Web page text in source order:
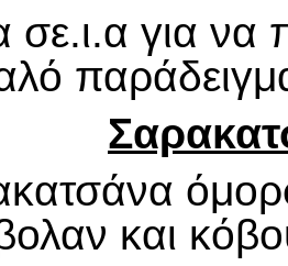
σε.ι.α για να
και